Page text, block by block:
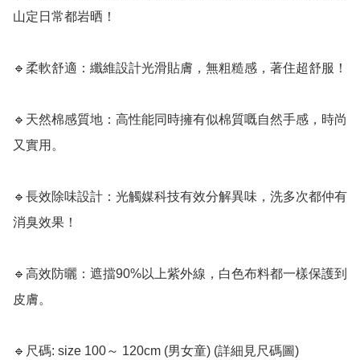
山定日常都岩晒！
🔹柔軟舒適：纖維設計光滑貼膚，無粗糙感，著住超舒服！
🔹天然棉感質地：高性能同時擁有似棉質嘅自然手感，時尚
又實用。
🔹長效除味設計：光觸媒科技有效分解異味，洗多次都仲有
消臭效果！
🔹高效防曬：遮擋90%以上紫外線，白色布料都一樣保護到
皮膚。
🔹尺碼: size 100～ 120cm (男女童) (詳細見尺碼圖)